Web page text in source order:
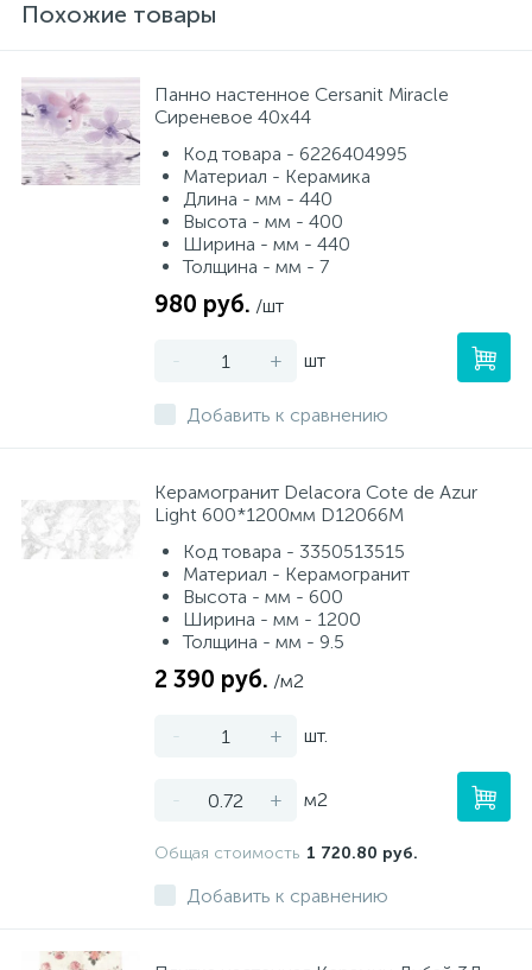
Похожие товары
Панно настенное Cersanit Miracle
Сиреневое 40x44
Код товара - 6226404995
Материал - Керамика
Длина - мм - 440
Высота - мм - 400
Ширина - мм - 440
Толщина - мм - 7
980 руб. /шт
- + шт
Добавить к сравнению
Керамогранит Delacora Cote de Azur
Light 600*1200мм D12066M
Код товара - 3350513515
Материал - Керамогранит
Высота - мм - 600
Ширина - мм - 1200
Толщина - мм - 9.5
2 390 руб. /м2
- + шт.
- + м2
Общая стоимость 1 720.80 руб.
Добавить к сравнению